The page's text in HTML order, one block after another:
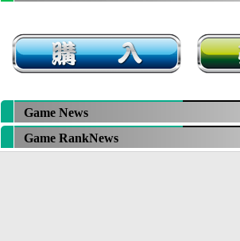
Game News
Game RankNews